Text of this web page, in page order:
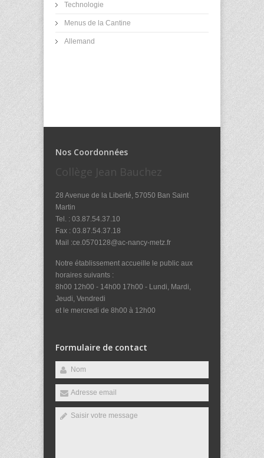
Technologie
Menus de la Cantine
Allemand
Nos Coordonnées
Collège Jean Bauchez
28 Avenue de la Liberté, 57050 Ban Saint
Martin
Tel. : 03.87.54.37.10
Fax : 03.87.54.37.18
Mail :ce.0570128@ac-nancy-metz.fr
Notre établissement accueille le public aux
horaires suivants :
8h00 12h00 - 14h00 17h00 - Lundi, Mardi,
Jeudi, Vendredi
et le mercredi de 8h00 à 12h00
Formulaire de contact